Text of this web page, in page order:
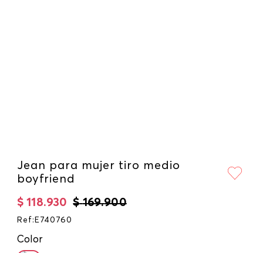
Jean para mujer tiro medio
boyfriend
$ 169.900
$ 118.930
Ref : E740760
Color